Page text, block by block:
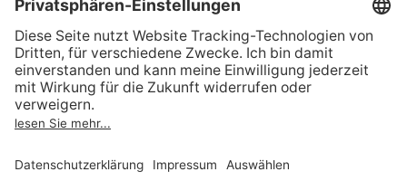
AGB
Informationen nach Data
Act
Verträge hier kündigen
Impressum